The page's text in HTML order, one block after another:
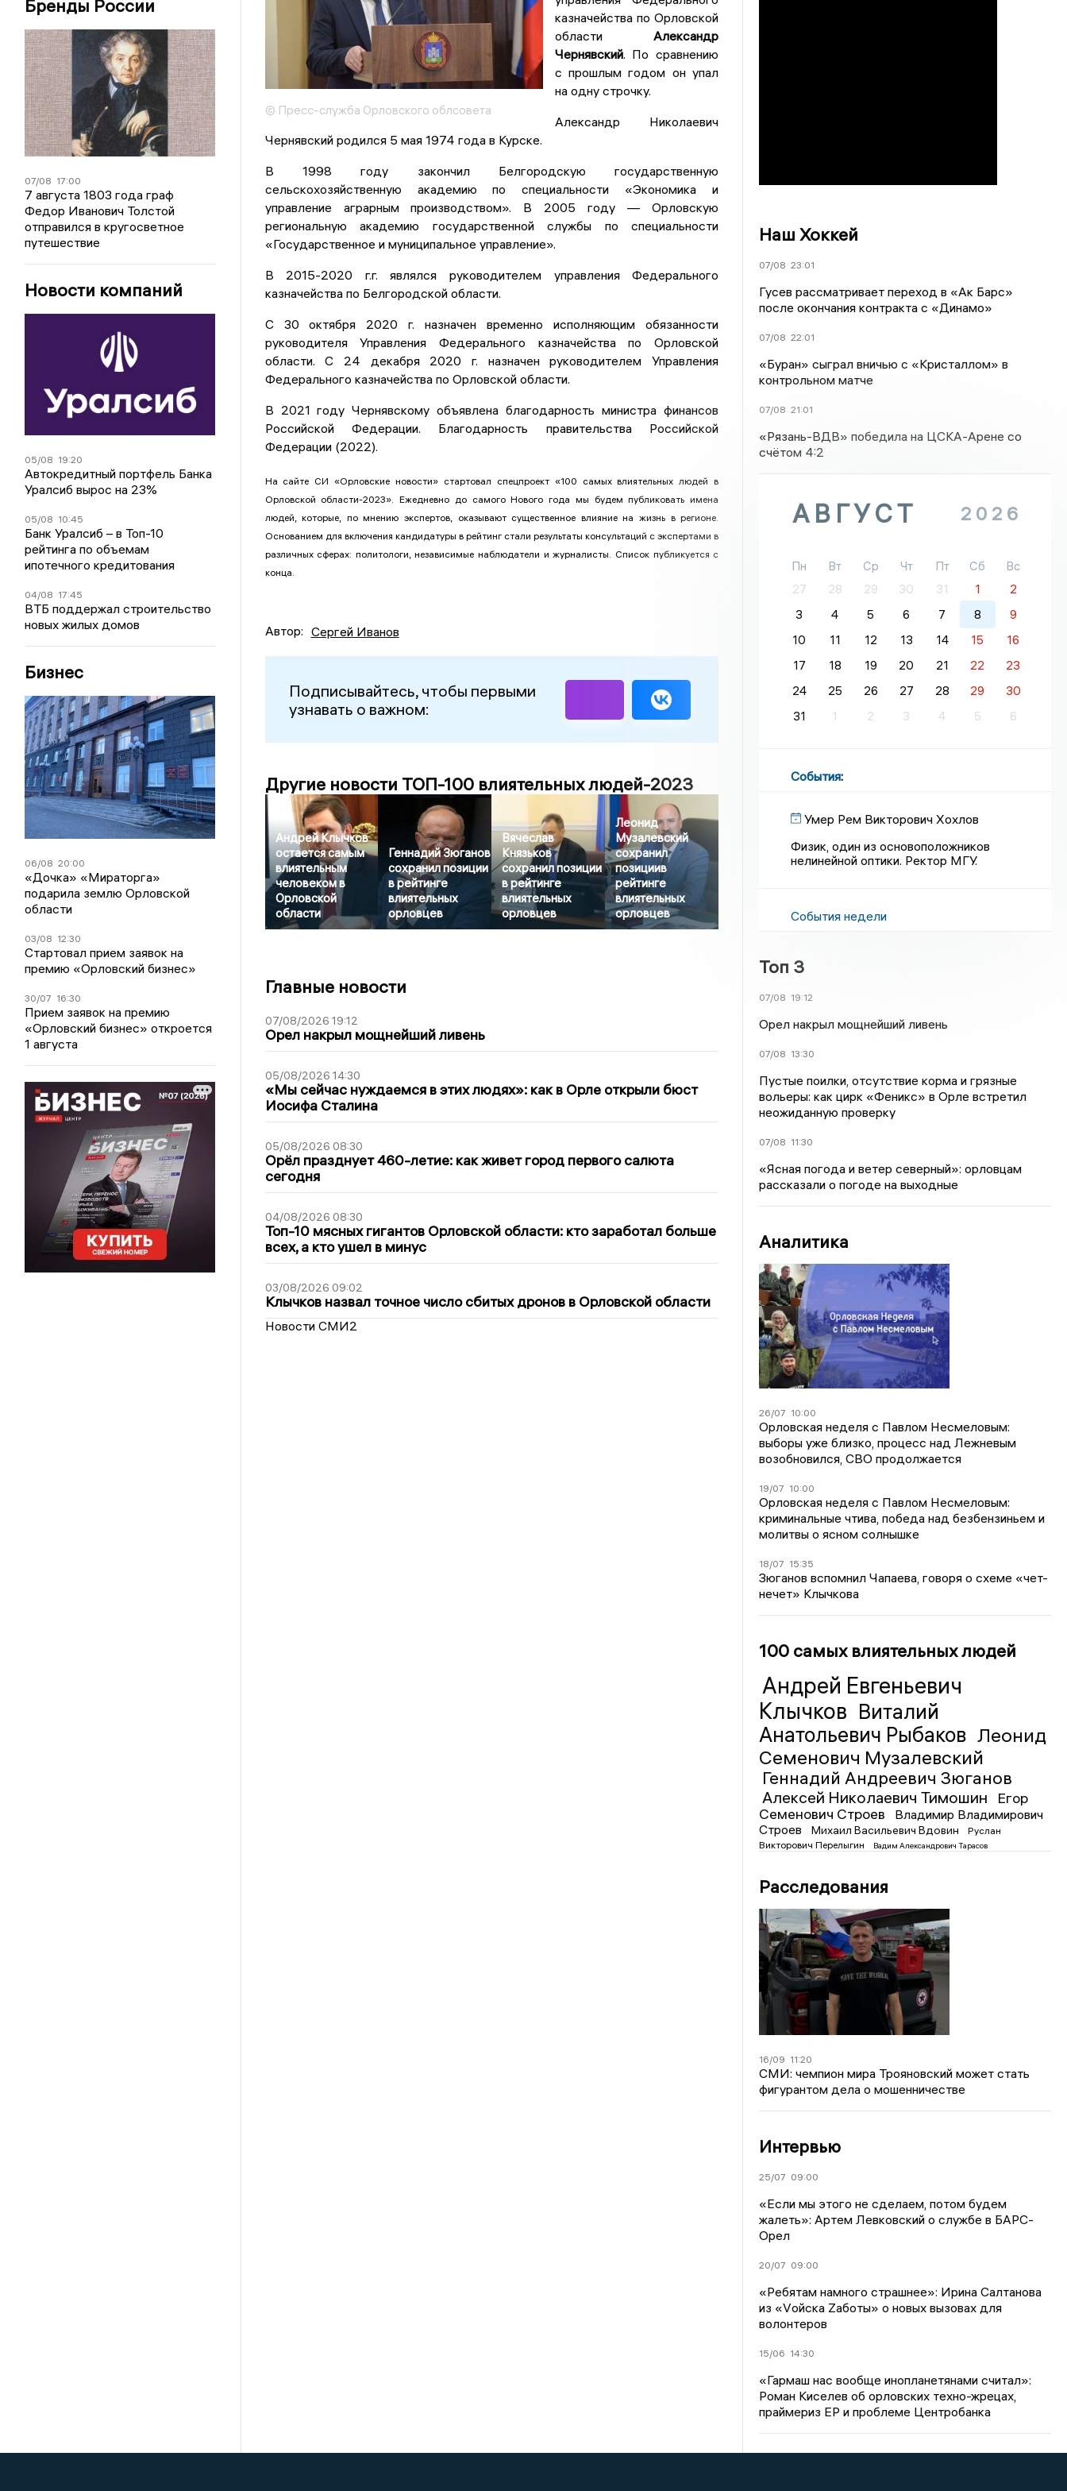
Бренды России
07/08 17:00
7 августа 1803 года граф
Федор Иванович Толстой
отправился в кругосветное
путешествие
Новости компаний
05/08 19:20
Автокредитный портфель Банка
Уралсиб вырос на 23%
05/08 10:45
Банк Уралсиб – в Топ-10
рейтинга по объемам
ипотечного кредитования
04/08 17:45
ВТБ поддержал строительство
новых жилых домов
Бизнес
06/08 20:00
«Дочка» «Мираторга»
подарила землю Орловской
области
03/08 12:30
Стартовал прием заявок на
премию «Орловский бизнес»
30/07 16:30
Прием заявок на премию
«Орловский бизнес» откроется
1 августа
© Пресс-служба Орловского облсовета
казначейства по Орловской
областиАлександр
Чернявский. По сравнению
с прошлым годом он упал
на одну строчку.
Александр Николаевич
Чернявский родился 5 мая 1974 года в Курске.
В 1998 году закончил Белгородскую государственную
сельскохозяйственную академию по специальности «Экономика и
управление аграрным производством». В 2005 году — Орловскую
региональную академию государственной службы по специальности
«Государственное и муниципальное управление».
В 2015-2020 г.г. являлся руководителем управления Федерального
казначейства по Белгородской области.
С 30 октября 2020 г. назначен временно исполняющим обязанности
руководителя Управления Федерального казначейства по Орловской
области. С 24 декабря 2020 г. назначен руководителем Управления
Федерального казначейства по Орловской области.
В 2021 году Чернявскому объявлена благодарность министра финансов
Российской Федерации. Благодарность правительства Российской
Федерации (2022).
На сайте СИ «Орловские новости» стартовал спецпроект «100 самых влиятельных людей в
Орловской области-2023». Ежедневно до самого Нового года мы будем публиковать имена
людей, которые, по мнению экспертов, оказывают существенное влияние на жизнь в регионе.
Основанием для включения кандидатуры в рейтинг стали результаты консультаций с экспертами в
различных сферах: политологи, независимые наблюдатели и журналисты. Список публикуется с
конца.
Автор: Сергей Иванов
Подписывайтесь, чтобы первыми
узнавать о важном:
Другие новости ТОП-100 влиятельных людей-2023
Андрей Клычков
остается самым
влиятельным
человеком в
Орловской
области
Геннадий Зюганов
сохранил позиции
в рейтинге
влиятельных
орловцев
Вячеслав
Князьков
сохранил позиции
в рейтинге
влиятельных
орловцев
Леонид
Музалевский
сохранил
позициив
рейтинге
влиятельных
орловцев
Главные новости
07/08/2026 19:12
Орел накрыл мощнейший ливень
05/08/2026 14:30
«Мы сейчас нуждаемся в этих людях»: как в Орле открыли бюст
Иосифа Сталина
05/08/2026 08:30
Орёл празднует 460-летие: как живет город первого салюта
сегодня
04/08/2026 08:30
Топ-10 мясных гигантов Орловской области: кто заработал больше
всех, а кто ушел в минус
03/08/2026 09:02
Клычков назвал точное число сбитых дронов в Орловской области
Новости СМИ2
Наш Хоккей
07/08 23:01
Гусев рассматривает переход в «Ак Барс»
после окончания контракта с «Динамо»
07/08 22:01
«Буран» сыграл вничью с «Кристаллом» в
контрольном матче
07/08 21:01
«Рязань-ВДВ» победила на ЦСКА-Арене со
счётом 4:2
АВГУСТ 2026
Пн Вт Ср Чт Пт Сб
Вс
27
28 29 30 31 1
2
3
4 5 6 7 8
9
10
11 12 13 14 15
16
17
18 19 20 21 22
23
24
25 26 27 28 29
30
31
1 2 3 4 5 6
События:
Умер Рем Викторович Хохлов
Физик, один из основоположников
нелинейной оптики. Ректор МГУ.
События недели
Топ 3
07/08 19:12
Орел накрыл мощнейший ливень
07/08 13:30
Пустые поилки, отсутствие корма и грязные
вольеры: как цирк «Феникс» в Орле встретил
неожиданную проверку
07/08 11:30
«Ясная погода и ветер северный»: орловцам
рассказали о погоде на выходные
Аналитика
26/07 10:00
Орловская неделя с Павлом Несмеловым:
выборы уже близко, процесс над Лежневым
возобновился, СВО продолжается
19/07 10:00
Орловская неделя с Павлом Несмеловым:
криминальные чтива, победа над безбензиньем и
молитвы о ясном солнышке
18/07 15:35
Зюганов вспомнил Чапаева, говоря о схеме «чет-
нечет» Клычкова
100 самых влиятельных людей
Андрей Евгеньевич
Клычков Виталий
Анатольевич Рыбаков Леонид
Семенович Музалевский
Геннадий Андреевич Зюганов
Алексей Николаевич Тимошин
Егор
Семенович Строев
Владимир Владимирович
Строев
Михаил Васильевич Вдовин
Руслан
Викторович Перелыгин
Вадим Александрович Тарасов
Расследования
16/09 11:20
СМИ: чемпион мира Трояновский может стать
фигурантом дела о мошенничестве
Интервью
25/07 09:00
«Если мы этого не сделаем, потом будем
жалеть»: Артем Левковский о службе в БАРС-
Орел
20/07 09:00
«Ребятам намного страшнее»: Ирина Салтанова
из «Vойска Zаботы» о новых вызовах для
волонтеров
15/06 14:30
«Гармаш нас вообще инопланетянами считал»:
Роман Киселев об орловских техно-жрецах,
праймериз ЕР и проблеме Центробанка